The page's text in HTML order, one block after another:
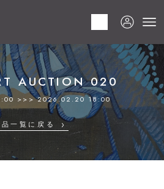
AUCTION 020
>>> 2026.02.20 18:00
品一覧に戻る